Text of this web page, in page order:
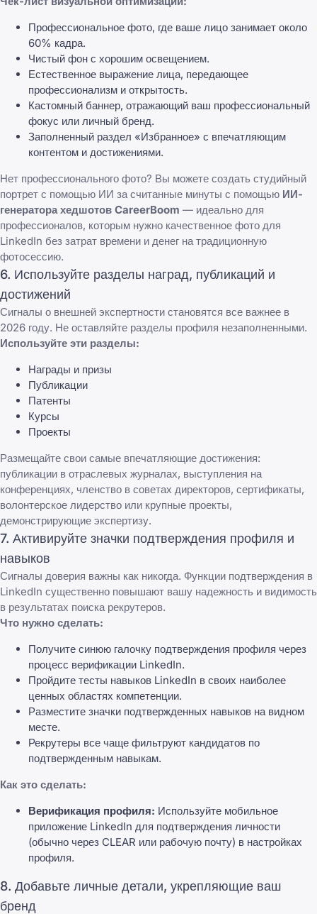
Профессиональное фото, где ваше лицо занимает около
60% кадра.
Чистый фон с хорошим освещением.
Естественное выражение лица, передающее
профессионализм и открытость.
Кастомный баннер, отражающий ваш профессиональный
фокус или личный бренд.
Заполненный раздел «Избранное» с впечатляющим
контентом и достижениями.
Нет профессионального фото? Вы можете создать студийный
портрет с помощью ИИ за считанные минуты с помощью ИИ-
генератора хедшотов CareerBoom — идеально для
профессионалов, которым нужно качественное фото для
LinkedIn без затрат времени и денег на традиционную
фотосессию.
6. Используйте разделы наград, публикаций и
достижений
Сигналы о внешней экспертности становятся все важнее в
2026 году. Не оставляйте разделы профиля незаполненными.
Используйте эти разделы:
Награды и призы
Публикации
Патенты
Курсы
Проекты
Размещайте свои самые впечатляющие достижения:
публикации в отраслевых журналах, выступления на
конференциях, членство в советах директоров, сертификаты,
волонтерское лидерство или крупные проекты,
демонстрирующие экспертизу.
7. Активируйте значки подтверждения профиля и
навыков
Сигналы доверия важны как никогда. Функции подтверждения в
LinkedIn существенно повышают вашу надежность и видимость
в результатах поиска рекрутеров.
Что нужно сделать:
Получите синюю галочку подтверждения профиля через
процесс верификации LinkedIn.
Пройдите тесты навыков LinkedIn в своих наиболее
ценных областях компетенции.
Разместите значки подтвержденных навыков на видном
месте.
Рекрутеры все чаще фильтруют кандидатов по
подтвержденным навыкам.
Как это сделать:
Верификация профиля: Используйте мобильное
приложение LinkedIn для подтверждения личности
(обычно через CLEAR или рабочую почту) в настройках
профиля.
8. Добавьте личные детали, укрепляющие ваш
бренд